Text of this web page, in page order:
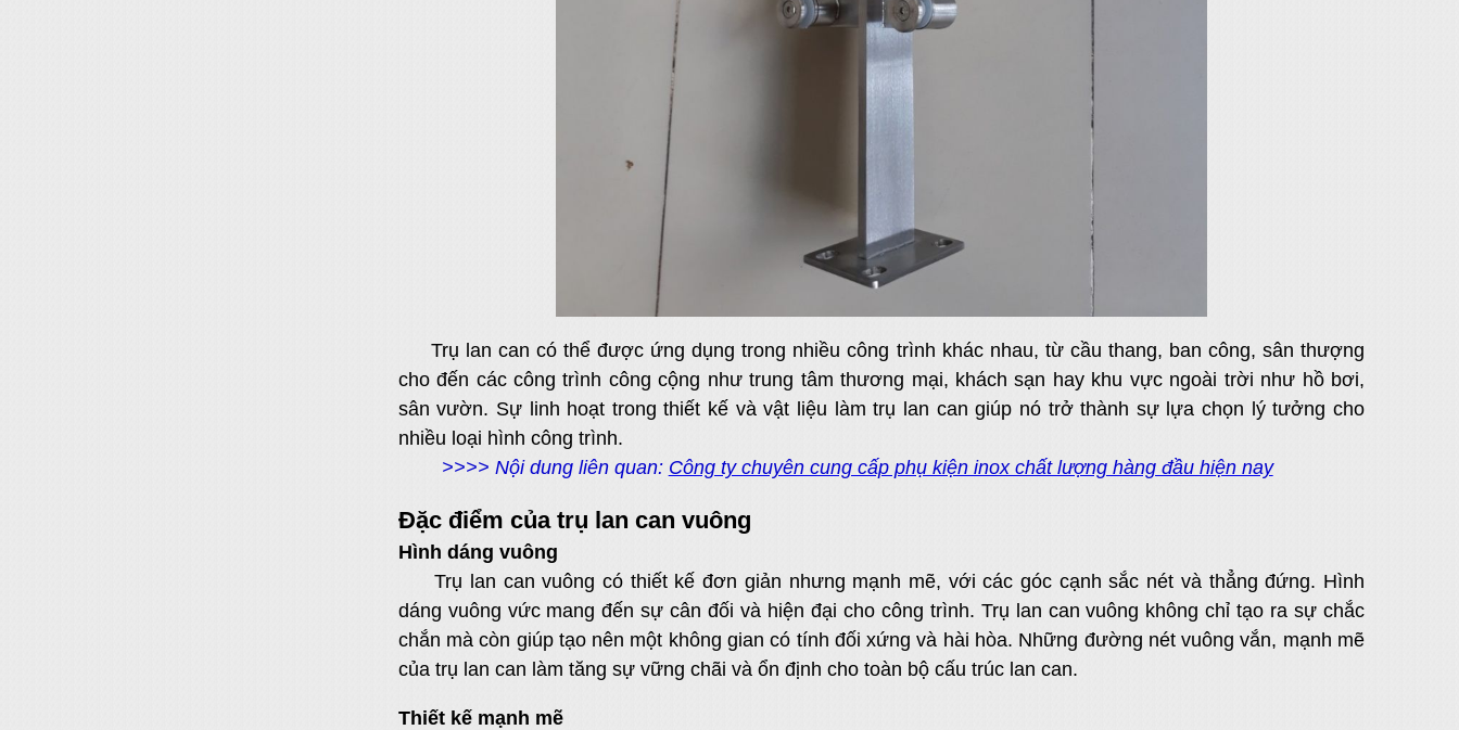
Trụ lan can có thể được ứng dụng trong nhiều công trình khác nhau, từ cầu thang, ban công, sân thượng
cho đến các công trình công cộng như trung tâm thương mại, khách sạn hay khu vực ngoài trời như hồ bơi,
sân vườn. Sự linh hoạt trong thiết kế và vật liệu làm trụ lan can giúp nó trở thành sự lựa chọn lý tưởng cho
nhiều loại hình công trình.
>>>> Nội dung liên quan: Công ty chuyên cung cấp phụ kiện inox chất lượng hàng đầu hiện nay
Đặc điểm của trụ lan can vuông
Hình dáng vuông
Trụ lan can vuông có thiết kế đơn giản nhưng mạnh mẽ, với các góc cạnh sắc nét và thẳng đứng. Hình
dáng vuông vức mang đến sự cân đối và hiện đại cho công trình. Trụ lan can vuông không chỉ tạo ra sự chắc
chắn mà còn giúp tạo nên một không gian có tính đối xứng và hài hòa. Những đường nét vuông vắn, mạnh mẽ
của trụ lan can làm tăng sự vững chãi và ổn định cho toàn bộ cấu trúc lan can.
Thiết kế mạnh mẽ